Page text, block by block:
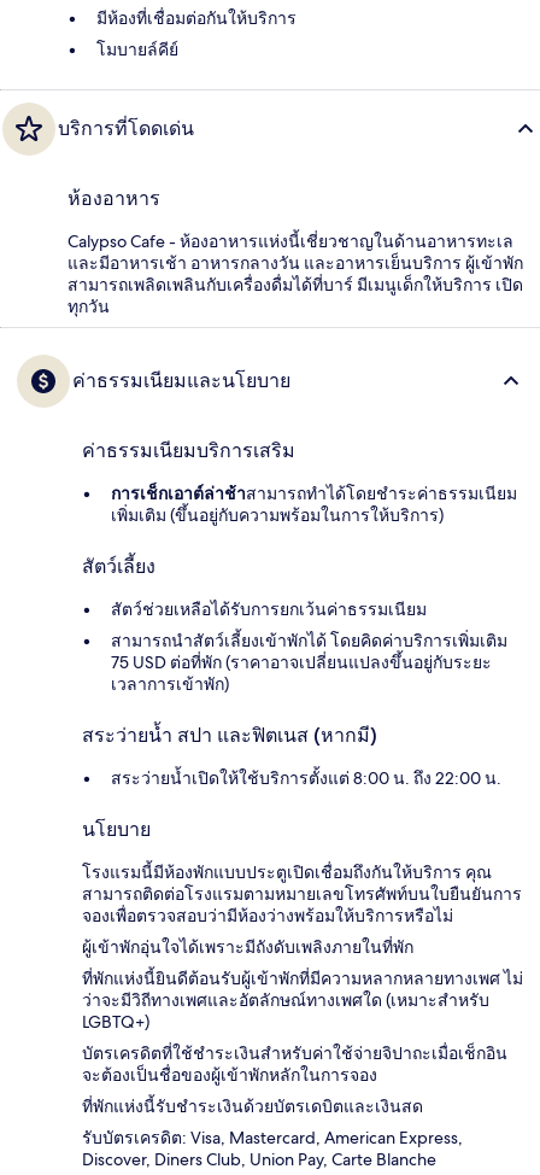
มีห้องที่เชื่อมต่อกันให้บริการ
โมบายล์คีย์
บริการที่โดดเด่น
ห้องอาหาร
Calypso Cafe - ห้องอาหารแห่งนี้เชี่ยวชาญในด้านอาหารทะเล
และมีอาหารเช้า อาหารกลางวัน และอาหารเย็นบริการ ผู้เข้าพัก
สามารถเพลิดเพลินกับเครื่องดื่มได้ที่บาร์ มีเมนูเด็กให้บริการ เปิด
ทุกวัน
ค่าธรรมเนียมและนโยบาย
ค่าธรรมเนียมบริการเสริม
การเช็กเอาต์ล่าช้าสามารถทำได้โดยชำระค่าธรรมเนียม
เพิ่มเติม (ขึ้นอยู่กับความพร้อมในการให้บริการ)
สัตว์เลี้ยง
สัตว์ช่วยเหลือได้รับการยกเว้นค่าธรรมเนียม
สามารถนำสัตว์เลี้ยงเข้าพักได้ โดยคิดค่าบริการเพิ่มเติม
75 USD ต่อที่พัก (ราคาอาจเปลี่ยนแปลงขึ้นอยู่กับระยะ
เวลาการเข้าพัก)
สระว่ายน้ำ สปา และฟิตเนส (หากมี)
สระว่ายน้ำเปิดให้ใช้บริการตั้งแต่ 8:00 น. ถึง 22:00 น.
นโยบาย
โรงแรมนี้มีห้องพักแบบประตูเปิดเชื่อมถึงกันให้บริการ คุณ
สามารถติดต่อโรงแรมตามหมายเลขโทรศัพท์บนใบยืนยันการ
จองเพื่อตรวจสอบว่ามีห้องว่างพร้อมให้บริการหรือไม่
ผู้เข้าพักอุ่นใจได้เพราะมีถังดับเพลิงภายในที่พัก
ที่พักแห่งนี้ยินดีต้อนรับผู้เข้าพักที่มีความหลากหลายทางเพศ ไม่
ว่าจะมีวิถีทางเพศและอัตลักษณ์ทางเพศใด (เหมาะสำหรับ
LGBTQ+)
บัตรเครดิตที่ใช้ชำระเงินสำหรับค่าใช้จ่ายจิปาถะเมื่อเช็กอิน
จะต้องเป็นชื่อของผู้เข้าพักหลักในการจอง
ที่พักแห่งนี้รับชำระเงินด้วยบัตรเดบิตและเงินสด
รับบัตรเครดิต: Visa, Mastercard, American Express,
Discover, Diners Club, Union Pay, Carte Blanche